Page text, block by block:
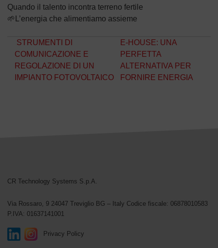
Quando il talento incontra terreno fertile
🌱L’energia che alimentiamo assieme
Navigazione articoli
STRUMENTI DI
COMUNICAZIONE E
REGOLAZIONE DI UN
IMPIANTO FOTOVOLTAICO
E-HOUSE: UNA
PERFETTA
ALTERNATIVA PER
FORNIRE ENERGIA
CR Technology Systems S.p.A.
Via Rossaro, 9 24047 Treviglio BG – Italy Codice fiscale: 06878010583
P.IVA: 01637141001
Privacy Policy